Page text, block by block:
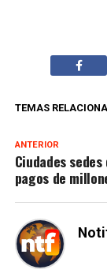
TEMAS
ANTERIOR
Ciudades
pagos de